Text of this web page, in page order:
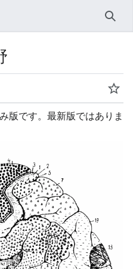
検索
ウ
版です。最新版ではありま